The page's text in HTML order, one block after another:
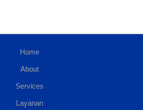
Home
About
Services
Layanan